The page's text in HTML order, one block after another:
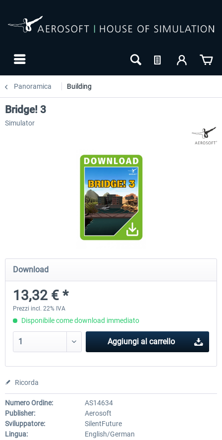
Panoramica Building
City Bus Manager - E-Bus & Green
Energy
10,24 € *
City Bus Manager
Bridge! 3
Simulator
Download
13,32 € *
Prezzi incl. 22% IVA
Disponibile come download immediato
Aggiungi al carrello
Ricorda
Numero Ordine:
AS14634
Publisher:
Aerosoft
Sviluppatore:
SilentFuture
Lingua:
English/German